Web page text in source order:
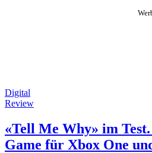
Digital
Review
«Tell Me Why» im
Game für Xbox One